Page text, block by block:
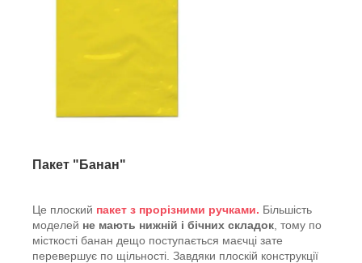
Пакет "Банан"
Це плоский пакет з прорізними ручками. Більшість
моделей не мають нижній і бічних складок , тому по
місткості банан дещо поступається маєчці зате
перевершує по щільності. Завдяки плоскій конструкції